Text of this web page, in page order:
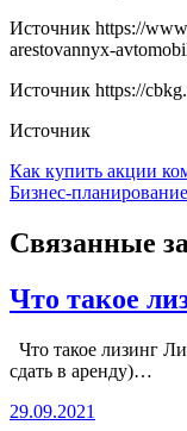
Источник https://
arestovannyx-
Источник https://
Источник
Навигация
по
записям
Как купить акции
Бизнес-
Связанные
Что такое
Что такое лизинг
сдать в аренду)…
29.09.2021